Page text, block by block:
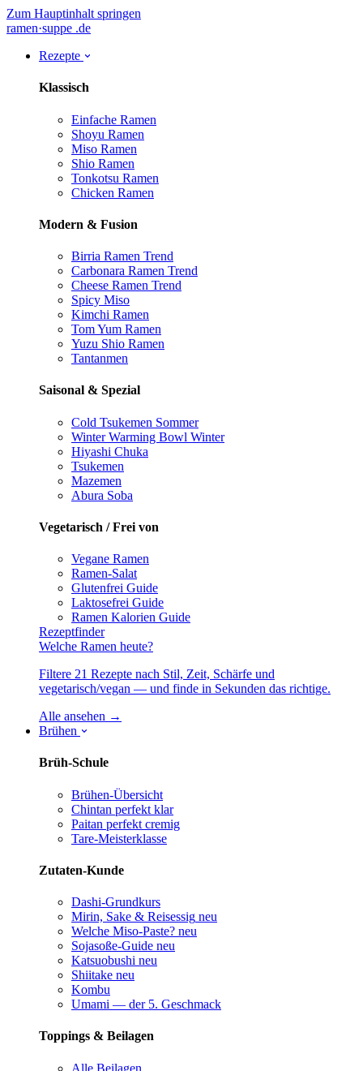
Zum Hauptinhalt springen
ramen·suppe .de
Rezepte
Klassisch
Einfache Ramen
Shoyu Ramen
Miso Ramen
Shio Ramen
Tonkotsu Ramen
Chicken Ramen
Modern & Fusion
Birria Ramen Trend
Carbonara Ramen Trend
Cheese Ramen Trend
Spicy Miso
Kimchi Ramen
Tom Yum Ramen
Yuzu Shio Ramen
Tantanmen
Saisonal & Spezial
Cold Tsukemen Sommer
Winter Warming Bowl Winter
Hiyashi Chuka
Tsukemen
Mazemen
Abura Soba
Vegetarisch / Frei von
Vegane Ramen
Ramen-Salat
Glutenfrei Guide
Laktosefrei Guide
Ramen Kalorien Guide
Rezeptfinder
Welche Ramen heute?
Filtere 21 Rezepte nach Stil, Zeit, Schärfe und
vegetarisch/vegan — und finde in Sekunden das richtige.
Alle ansehen →
Brühen
Brüh-Schule
Brühen-Übersicht
Chintan perfekt klar
Paitan perfekt cremig
Tare-Meisterklasse
Zutaten-Kunde
Dashi-Grundkurs
Mirin, Sake & Reisessig neu
Welche Miso-Paste? neu
Sojasoße-Guide neu
Katsuobushi neu
Shiitake neu
Kombu
Umami — der 5. Geschmack
Toppings & Beilagen
Alle Beilagen